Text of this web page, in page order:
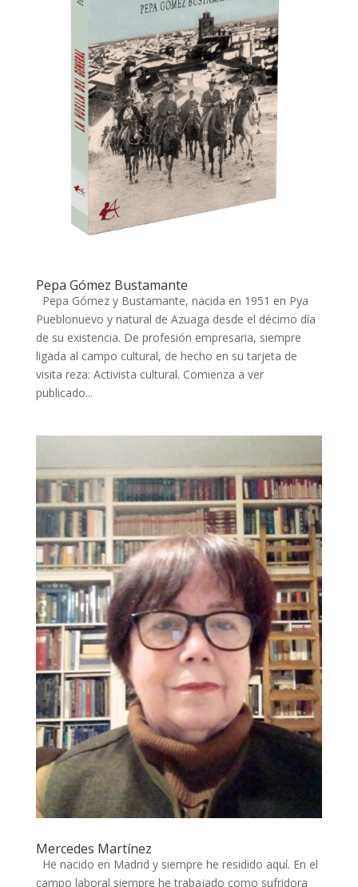
Pepa Gómez Bustamante
Pepa Gómez y Bustamante, nacida en 1951 en Pya
Pueblonuevo y natural de Azuaga desde el décimo día
de su existencia. De profesión empresaria, siempre
ligada al campo cultural, de hecho en su tarjeta de
visita reza: Activista cultural. Comienza a ver
publicado...
Mercedes Martínez
He nacido en Madrid y siempre he residido aquí. En el
campo laboral siempre he trabajado como sufridora